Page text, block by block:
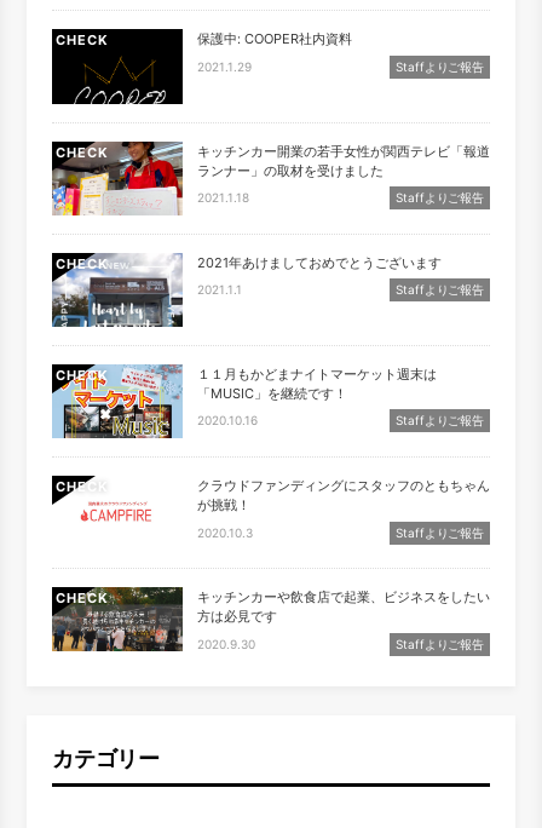
CHECK 保護中: COOPER社内資料
2021.1.29 Staffよりご報告
CHECK
キッチンカー開業の若手女性が関西テレビ「報道
ランナー」の取材を受けました
2021.1.18 Staffよりご報告
CHECK 2021年あけましておめでとうございます
2021.1.1 Staffよりご報告
CHECK
１１月もかどまナイトマーケット週末は
「MUSIC」を継続です！
2020.10.16 Staffよりご報告
CHECK
クラウドファンディングにスタッフのともちゃん
が挑戦！
2020.10.3 Staffよりご報告
CHECK
キッチンカーや飲食店で起業、ビジネスをしたい
方は必見です
2020.9.30 Staffよりご報告
カテゴリー